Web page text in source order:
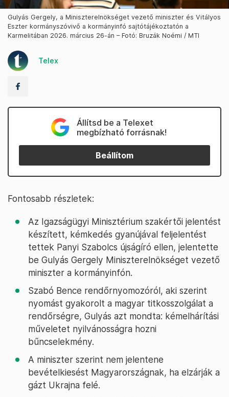
Gulyás Gergely, a Miniszterelnökséget vezető miniszter és Vitályos
Eszter kormányszóvivő a kormányinfó sajtótájékoztatón a
Karmelitában 2026. március 26-án – Fotó: Bruzák Noémi / MTI
Telex
Állítsd be a Telexet
megbízható forrásnak!
Beállítom
Fontosabb részletek:
Az Igazságügyi Minisztérium szakértői jelentést
készített, kémkedés gyanújával feljelentést
tettek Panyi Szabolcs újságíró ellen, jelentette
be Gulyás Gergely Miniszterelnökséget vezető
miniszter a kormányinfón.
Szabó Bence rendőrnyomozóról, aki szerint
nyomást gyakorolt a magyar titkosszolgálat a
rendőrségre, Gulyás azt mondta: kémelhárítási
műveletet nyilvánosságra hozni
bűncselekmény.
A miniszter szerint nem jelentene
bevételkiesést Magyarországnak, ha elzárják a
gázt Ukrajna felé.